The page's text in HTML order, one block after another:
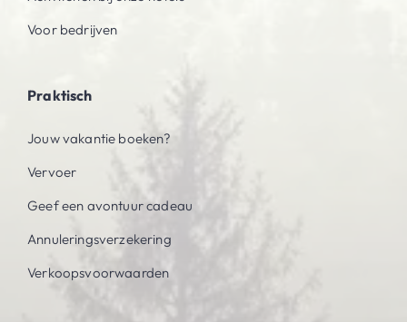
Voor bedrijven
Praktisch
Jouw vakantie boeken?
Vervoer
Geef een avontuur cadeau
Annuleringsverzekering
Verkoopsvoorwaarden